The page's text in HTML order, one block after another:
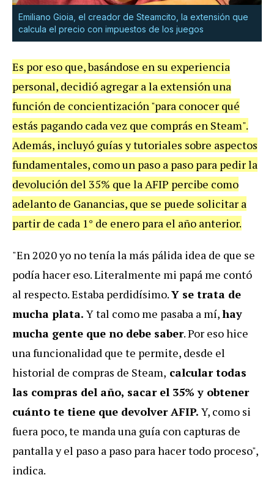
Emiliano Gioia, el creador de Steamcito, la extensión que
calcula el precio con impuestos de los juegos
Es por eso que, basándose en su experiencia
personal, decidió agregar a la extensión una
función de concientización "para conocer qué
estás pagando cada vez que comprás en Steam".
Además, incluyó guías y tutoriales sobre aspectos
fundamentales, como un paso a paso para pedir la
devolución del 35% que la AFIP percibe como
adelanto de Ganancias, que se puede solicitar a
partir de cada 1° de enero para el año anterior.
"En 2020 yo no tenía la más pálida idea de que se
podía hacer eso. Literalmente mi papá me contó
al respecto. Estaba perdidísimo.Y se trata de
mucha plata. Y tal como me pasaba a mí,hay
mucha gente que no debe saber. Por eso hice
una funcionalidad que te permite, desde el
historial de compras de Steam, calcular todas
las compras del año, sacar el 35% y obtener
cuánto te tiene que devolver AFIP. Y, como si
fuera poco, te manda una guía con capturas de
pantalla y el paso a paso para hacer todo proceso",
indica.